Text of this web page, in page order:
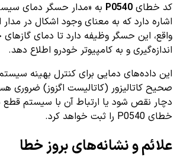
کد خطای P0540
اشاره دارد که به معنای وجود اشکال در
واقع، این حسگر وظیفه دارد تا دمای گازهای
اندازه‌گیری و به کامپیوتر خودرو اطلاع دهد.
این داده‌های دمایی برای کنترل بهینه سیستم
صحیح کاتالیزور (کاتالیست اگزوز) ضروری
دچار نقص شود یا ارتباط آن با سیستم قطع
خطای P0540 را ثبت خواهد کرد.
علائم و نشانه‌های بروز خطا